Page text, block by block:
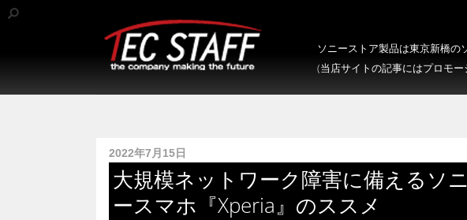
ソニーストア製品は東京新橋
(当店サイトの記事にはプロモ
2022年7月15日
大規模ネットワーク障害に備えるソ
ースマホ『Xperia』のススメ